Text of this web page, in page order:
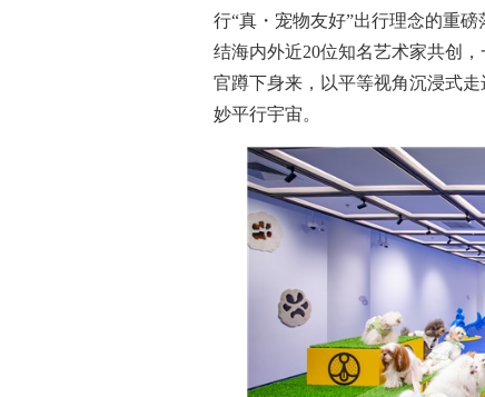
行“真・宠物友好”出行理念的重
结海内外近20位知名艺术家共创
官蹲下身来，以平等视角沉浸式
妙平行宇宙。